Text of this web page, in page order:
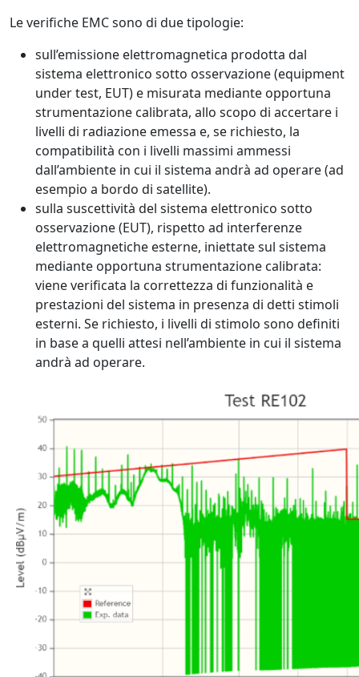
Le verifiche EMC sono di due tipologie:
sull’emissione elettromagnetica prodotta dal
sistema elettronico sotto osservazione (equipment
under test, EUT) e misurata mediante opportuna
strumentazione calibrata, allo scopo di accertare i
livelli di radiazione emessa e, se richiesto, la
compatibilità con i livelli massimi ammessi
dall’ambiente in cui il sistema andrà ad operare (ad
esempio a bordo di satellite).
sulla suscettività del sistema elettronico sotto
osservazione (EUT), rispetto ad interferenze
elettromagnetiche esterne, iniettate sul sistema
mediante opportuna strumentazione calibrata:
viene verificata la correttezza di funzionalità e
prestazioni del sistema in presenza di detti stimoli
esterni. Se richiesto, i livelli di stimolo sono definiti
in base a quelli attesi nell’ambiente in cui il sistema
andrà ad operare.